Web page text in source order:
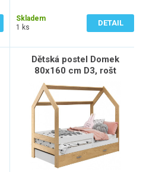
Skladem
1 ks
DETAIL
Dětská postel Domek
80x160 cm D3, rošt
ZDARMA - borovice,
zábrana: bílá, úlož. prost:
borovice, matrace: bez
matrace